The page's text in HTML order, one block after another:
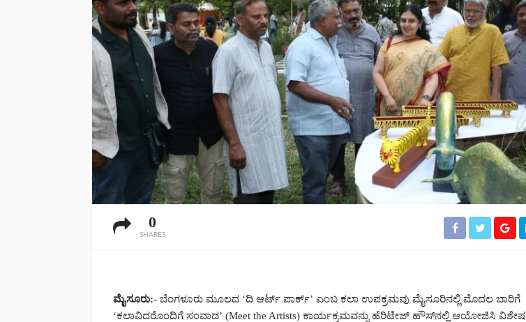
0
SHARES
ಮೈಸೂರು:- ಬೆಂಗಳೂರು ಮೂಲದ ‘ದಿ ಆರ್ಟ್ ಪಾರ್ಕ್’ ಎಂಬ ಕಲಾ ಉಪಕ್ರಮವು ಮೈಸೂರಿನಲ್ಲಿ ಮೊದಲ ಬಾರಿಗೆ
‘ಕಲಾವಿದರೊಂದಿಗೆ ಸಂವಾದ’ (Meet the Artists) ಕಾರ್ಯಕ್ರಮವನ್ನು ಹೆರಿಟೇಜ್ ಹೌಸ್‌ನಲ್ಲಿ ಆಯೋಜಿಸಿ ವಿಶೇಷ